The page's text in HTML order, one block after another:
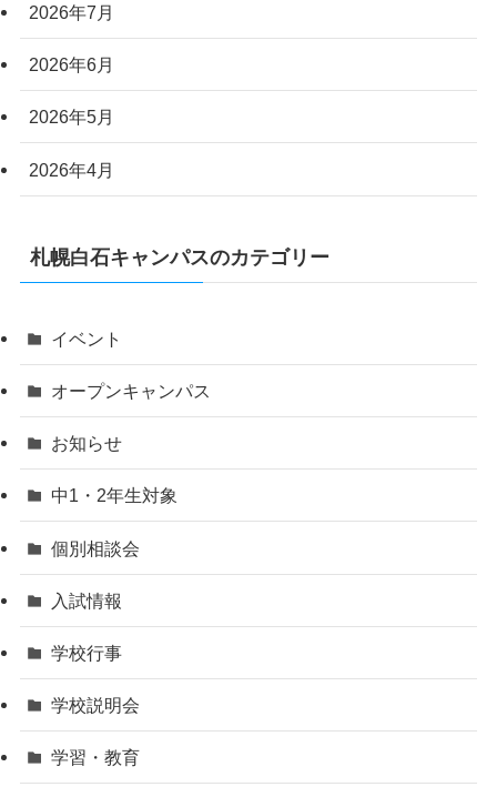
2026年7月
2026年6月
2026年5月
2026年4月
札幌白石キャンパスのカテゴリー
イベント
オープンキャンパス
お知らせ
中1・2年生対象
個別相談会
入試情報
学校行事
学校説明会
学習・教育